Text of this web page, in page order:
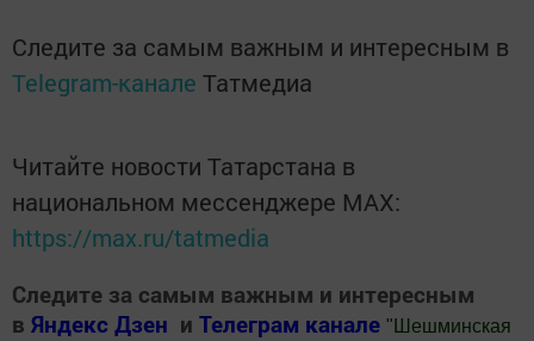
Следите за самым важным и интересным в
Telegram-канале Татмедиа
Читайте новости Татарстана в
национальном мессенджере MАХ:
https://max.ru/tatmedia
Следите за самым важным и интересным
в Яндекс Дзен и Телеграм канале " Шешминская